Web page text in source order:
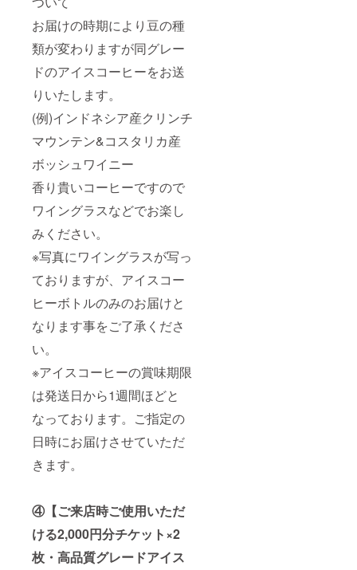
お届けの時期により豆の種
類が変わりますが同グレー
ドのアイスコーヒーをお送
りいたします。
(例)インドネシア産クリンチ
マウンテン&コスタリカ産
ボッシュワイニー
香り貴いコーヒーですので
ワイングラスなどでお楽し
みください。
※写真にワイングラスが写っ
ておりますが、アイスコー
ヒーボトルのみのお届けと
なります事をご了承くださ
い。
※アイスコーヒーの賞味期限
は発送日から1週間ほどと
なっております。ご指定の
日時にお届けさせていただ
きます。
④【ご来店時ご使用いただ
ける2,000円分チケット×2
枚・高品質グレードアイス